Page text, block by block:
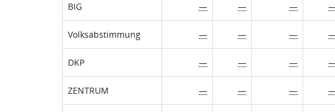
BIG — — —
Volksabstimmung — — —
DKP — — —
ZENTRUM — — —